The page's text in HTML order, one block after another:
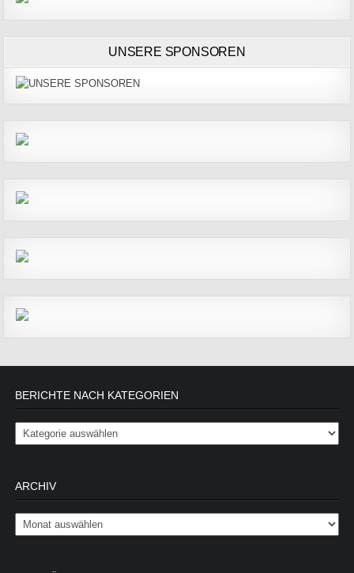
UNSERE SPONSOREN
BERICHTE NACH KATEGORIEN
Berichte nach Kategorien
ARCHIV
Archiv